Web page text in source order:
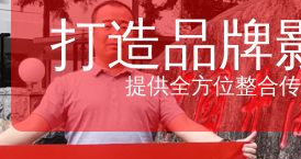
提供全方位整合
打造品牌